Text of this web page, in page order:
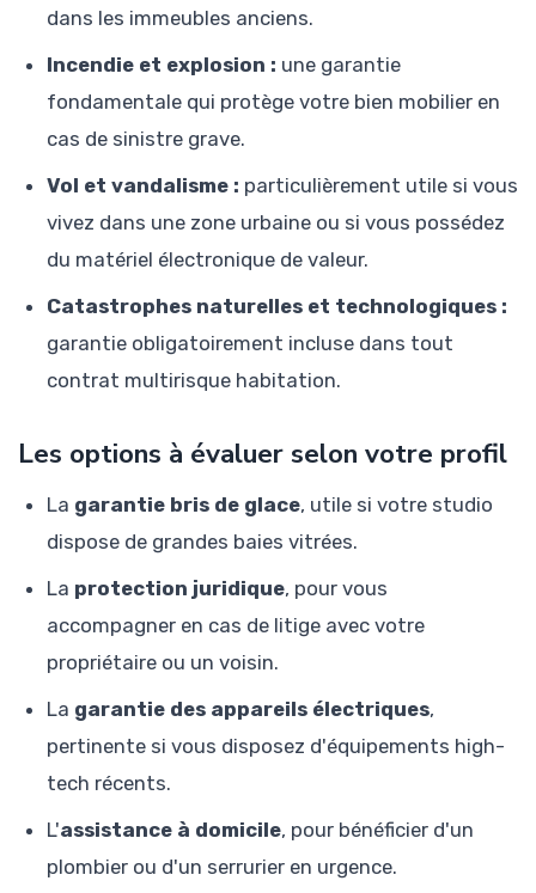
dans les immeubles anciens.
Incendie et explosion : une garantie
fondamentale qui protège votre bien mobilier en
cas de sinistre grave.
Vol et vandalisme : particulièrement utile si vous
vivez dans une zone urbaine ou si vous possédez
du matériel électronique de valeur.
Catastrophes naturelles et technologiques :
garantie obligatoirement incluse dans tout
contrat multirisque habitation.
Les options à évaluer selon votre profil
La garantie bris de glace, utile si votre studio
dispose de grandes baies vitrées.
La protection juridique, pour vous
accompagner en cas de litige avec votre
propriétaire ou un voisin.
La garantie des appareils électriques,
pertinente si vous disposez d'équipements high-
tech récents.
L'assistance à domicile, pour bénéficier d'un
plombier ou d'un serrurier en urgence.